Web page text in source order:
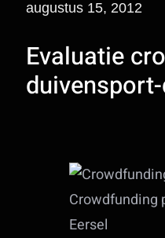
augustus 15, 2012
Evaluatie
Crowdfunding
Eersel